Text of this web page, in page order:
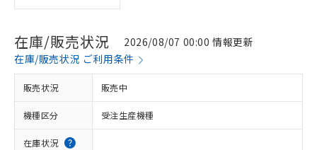
在庫/販売状況
2026/08/07 00:00 情報更新
在庫/販売状況 ご利用条件
販売状況 販売中
機種区分 受注生産機種
在庫状況